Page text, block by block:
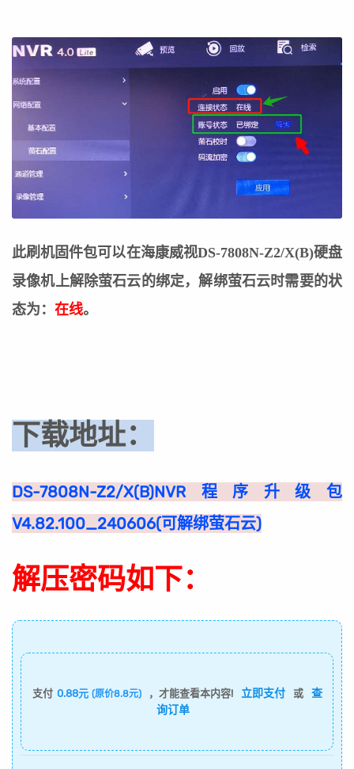
此刷机固件包可以在海康威视DS-7808N-Z2/X(B)硬盘
录像机上解除萤石云的绑定，解绑萤石云时需要的状
态为： 在线。
下载地址：
DS-7808N-Z2/X(B)NVR程序升级包
V4.82.100_240606(可解绑萤石云)
解压密码如下：
支付 0.88元 (原价8.8元) ，才能查看本内容! 立即支付 或
查
询订单